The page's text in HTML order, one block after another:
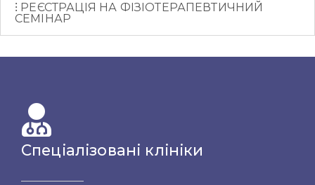
РЕЄСТРАЦІЯ НА ФІЗІОТЕРАПЕВТИЧНИЙ
СЕМІНАР
Спеціалізовані клініки